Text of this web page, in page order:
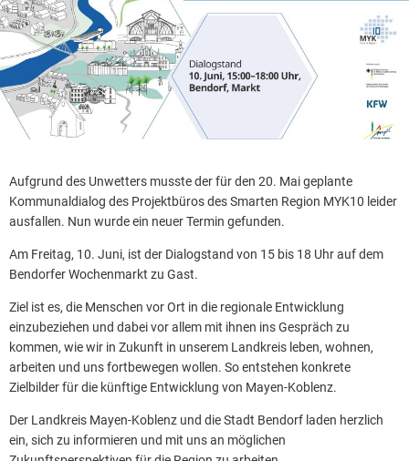
Aufgrund des Unwetters musste der für den 20. Mai geplante
Kommunaldialog des Projektbüros des Smarten Region MYK10 leider
ausfallen. Nun wurde ein neuer Termin gefunden.
Am Freitag, 10. Juni, ist der Dialogstand von 15 bis 18 Uhr auf dem
Bendorfer Wochenmarkt zu Gast.
Ziel ist es, die Menschen vor Ort in die regionale Entwicklung
einzubeziehen und dabei vor allem mit ihnen ins Gespräch zu
kommen, wie wir in Zukunft in unserem Landkreis leben, wohnen,
arbeiten und uns fortbewegen wollen. So entstehen konkrete
Zielbilder für die künftige Entwicklung von Mayen-Koblenz.
Der Landkreis Mayen-Koblenz und die Stadt Bendorf laden herzlich
ein, sich zu informieren und mit uns an möglichen